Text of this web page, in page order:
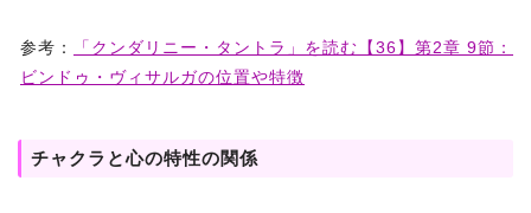
参考：
「クンダリニー・タントラ」を読む【36】第2章 9節：
ビンドゥ・ヴィサルガの位置や特徴
チャクラと心の特性の関係